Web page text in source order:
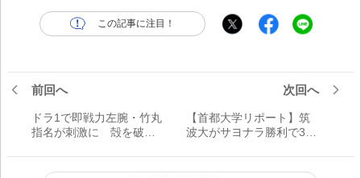
この記事に注目！
前回へ
ドラ1で即戦力左腕・竹丸
指名が刺激に 殻を破っ
候補」は
次回へ
【首都大学リポート】筑
波大がサヨナラ勝利で38
放ったのは4年生の苦労人